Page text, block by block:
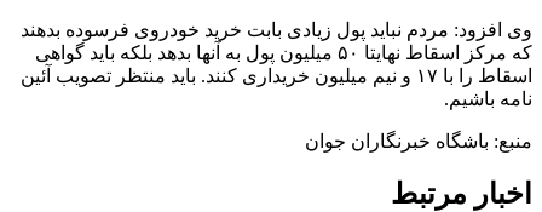
وی افزود: مردم نباید پول زیادی بابت خرید خودروی فرسوده بدهند
که مرکز اسقاط نهایتا ۵۰ میلیون پول به آنها بدهد بلکه باید گواهی
اسقاط را با ۱۷ و نیم میلیون خریداری کنند. باید منتظر تصویب آئین
نامه باشیم‌.
منبع: باشگاه خبرنگاران جوان
اخبار مرتبط